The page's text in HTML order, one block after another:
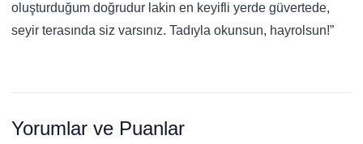
oluşturduğum doğrudur lakin en keyifli yerde güvertede,
seyir terasında siz varsınız. Tadıyla okunsun, hayrolsun!”
Yorumlar ve Puanlar